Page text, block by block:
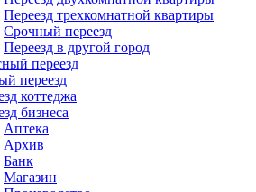
Переезд трехкомнатной квартиры
Срочный переезд
Переезд в другой город
переезд
переезд
коттеджа
бизнеса
Аптека
Архив
Банк
Магазин